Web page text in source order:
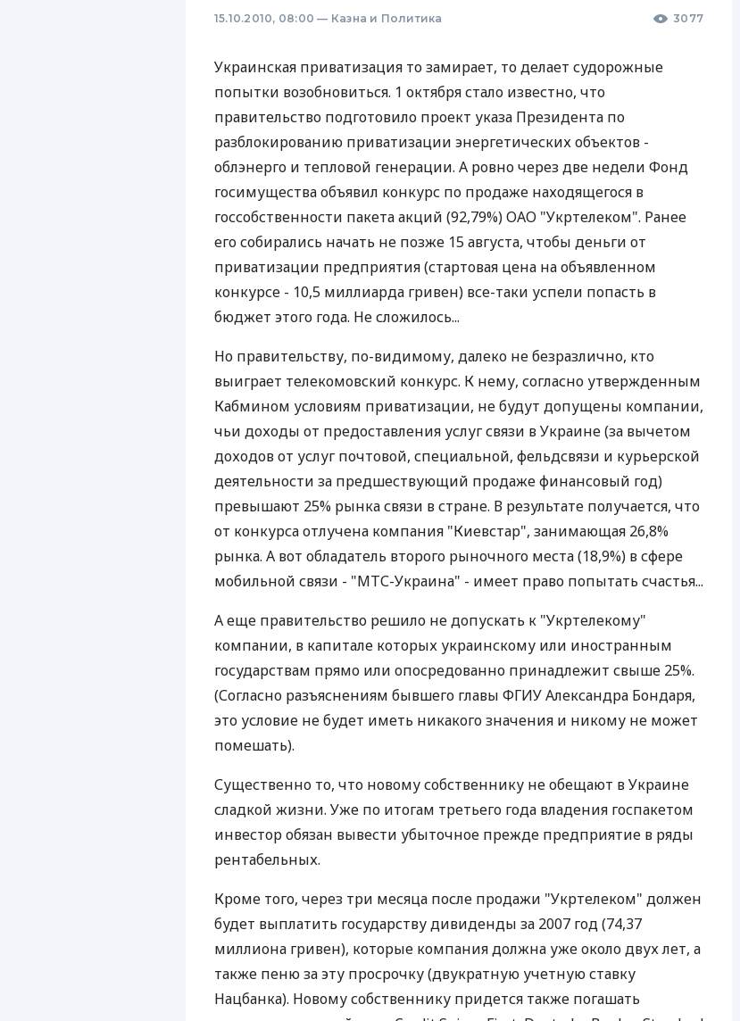
15.10.2010, 08:00 — Казна и Политика 3077
Украинская приватизация то замирает, то делает судорожные
попытки возобновиться. 1 октября стало известно, что
правительство подготовило проект указа Президента по
разблокированию приватизации энергетических объектов -
облэнерго и тепловой генерации. А ровно через две недели Фонд
госимущества объявил конкурс по продаже находящегося в
госсобственности пакета акций (92,79%) ОАО "Укртелеком". Ранее
его собирались начать не позже 15 августа, чтобы деньги от
приватизации предприятия (стартовая цена на объявленном
конкурсе - 10,5 миллиарда гривен) все-таки успели попасть в
бюджет этого года. Не сложилось...
Но правительству, по-видимому, далеко не безразлично, кто
выиграет телекомовский конкурс. К нему, согласно утвержденным
Кабмином условиям приватизации, не будут допущены компании,
чьи доходы от предоставления услуг связи в Украине (за вычетом
доходов от услуг почтовой, специальной, фельдсвязи и курьерской
деятельности за предшествующий продаже финансовый год)
превышают 25% рынка связи в стране. В результате получается, что
от конкурса отлучена компания "Киевстар", занимающая 26,8%
рынка. А вот обладатель второго рыночного места (18,9%) в сфере
мобильной связи - "МТС-Украина" - имеет право попытать счастья...
А еще правительство решило не допускать к "Укртелекому"
компании, в капитале которых украинскому или иностранным
государствам прямо или опосредованно принадлежит свыше 25%.
(Согласно разъяснениям бывшего главы ФГИУ Александра Бондаря,
это условие не будет иметь никакого значения и никому не может
помешать).
Существенно то, что новому собственнику не обещают в Украине
сладкой жизни. Уже по итогам третьего года владения госпакетом
инвестор обязан вывести убыточное прежде предприятие в ряды
рентабельных.
Кроме того, через три месяца после продажи "Укртелеком" должен
будет выплатить государству дивиденды за 2007 год (74,37
миллиона гривен), которые компания должна уже около двух лет, а
также пеню за эту просрочку (двукратную учетную ставку
Нацбанка). Новому собственнику придется также погашать